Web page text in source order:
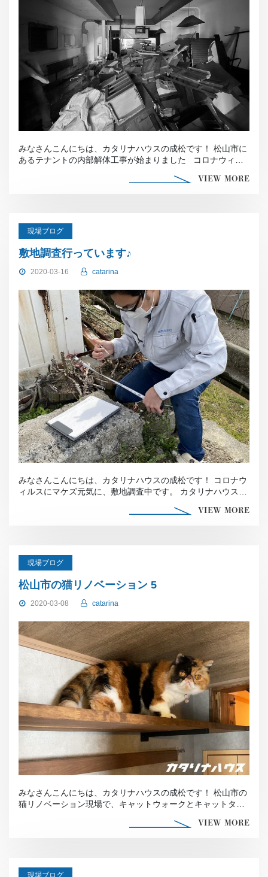
みなさんこんにちは、カタリナハウスの成松です！ 松山市に
あるテナントの内部解体工事が始まりました コロナウィル
VIEW MORE
現場ブログ
敷地調査行っています♪
2020-03-16 catarina
みなさんこんにちは、カタリナハウスの成松です！ コロナウ
ィルスにマケズ元気に、敷地調査中です。 カタリナハウスで
VIEW MORE
現場ブログ
松山市の猫リノベーション 5
2020-03-08 catarina
みなさんこんにちは、カタリナハウスの成松です！ 松山市の
猫リノベーション現場で、キャットウォークとキャットタワ
VIEW MORE